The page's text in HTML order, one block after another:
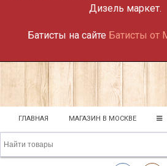
Дизель маркет.
Батисты на сайте Батисты от
ГЛАВНАЯ МАГАЗИН В МОСКВЕ